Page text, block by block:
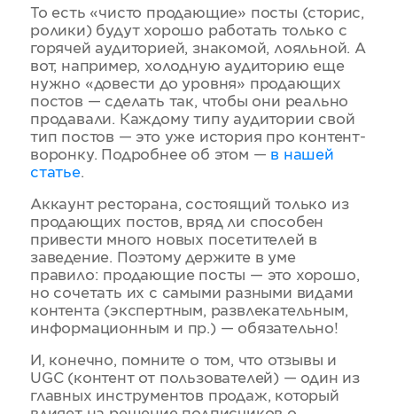
То есть «чисто продающие» посты (сторис,
ролики) будут хорошо работать только с
горячей аудиторией, знакомой, лояльной. А
вот, например, холодную аудиторию еще
нужно «довести до уровня» продающих
постов — сделать так, чтобы они реально
продавали. Каждому типу аудитории свой
тип постов — это уже история про контент-
воронку. Подробнее об этом — в нашей
статье.
Аккаунт ресторана, состоящий только из
продающих постов, вряд ли способен
привести много новых посетителей в
заведение. Поэтому держите в уме
правило: продающие посты — это хорошо,
но сочетать их с самыми разными видами
контента (экспертным, развлекательным,
информационным и пр.) — обязательно!
И, конечно, помните о том, что отзывы и
UGC (контент от пользователей) — один из
главных инструментов продаж, который